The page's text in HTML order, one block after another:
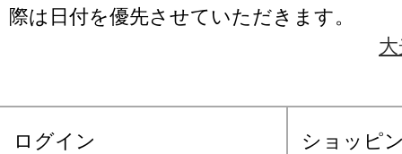
際は日付を優先させていただきます。
ログイン ショッピ